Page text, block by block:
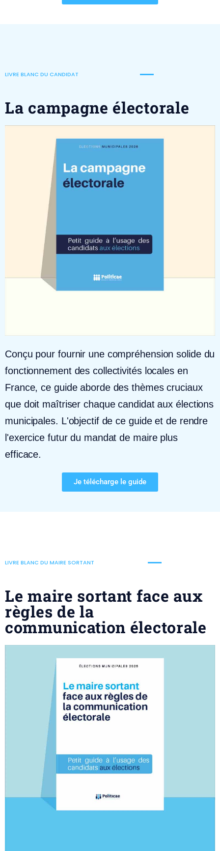
LIVRE BLANC DU CANDIDAT
La campagne électorale
Conçu pour fournir une compréhension solide du
fonctionnement des collectivités locales en
France, ce guide aborde des thèmes cruciaux
que doit maîtriser chaque candidat aux élections
municipales. L'objectif de ce guide et de rendre
l'exercice futur du mandat de maire plus
efficace.
Je télécharge le guide
LIVRE BLANC DU MAIRE SORTANT
Le maire sortant face aux
règles de la
communication électorale